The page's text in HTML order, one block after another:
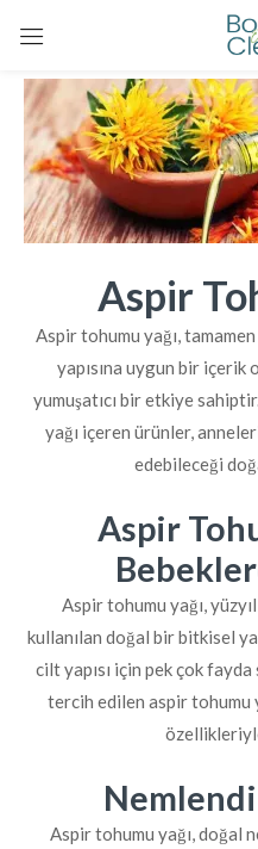
Aspir
Aspir tohumu yağı,
yapısına uygun bir
yumuşatıcı bir etkiye
yağı içeren ürünler,
edebileceği
Aspir
Aspir tohumu yağı,
kullanılan doğal bir bitkisel
cilt yapısı için pek çok
tercih edilen aspir tohumu
Aspir tohumu yağı, doğal
Beni Hatırla